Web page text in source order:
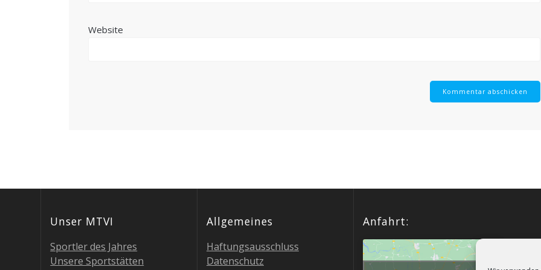
Website
Unser MTVI
Sport­ler des Jahres
Unse­re Sportstätten
All­ge­mei­nes
Haf­tungs­aus­schluss
Daten­schutz
Anfahrt: